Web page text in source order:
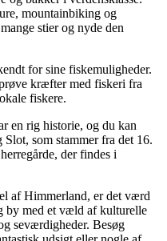
mountainbiking og
stier og nyde den
for sine fiskemuligheder.
kræfter med fiskeri fra
fiskere.
en rig historie, og du kan
som stammer fra det 16.
der findes i
af Himmerland, er det værd
by med et væld af kulturelle
seværdigheder. Besøg